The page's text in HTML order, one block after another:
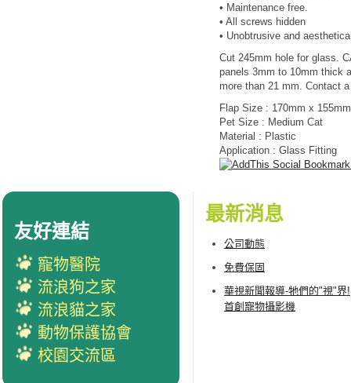
• Maintenance free.
• All screws hidden
• Unobtrusive and
Cut 245mm hole for glass.
panels 3mm to 10mm thick
more than 21 mm. Contact
Flap Size : 170mm x 155mm
Pet Size : Medium Cat
Material : Plastic
Application : Glass Fitting
最新消息
公司動態
免費保固
華視新聞報導-牠們的"視"界!
首創寵物攝影機
友好連結
寵物醫院
流浪狗之家
流浪貓之家
動物保護協會
校園交流區